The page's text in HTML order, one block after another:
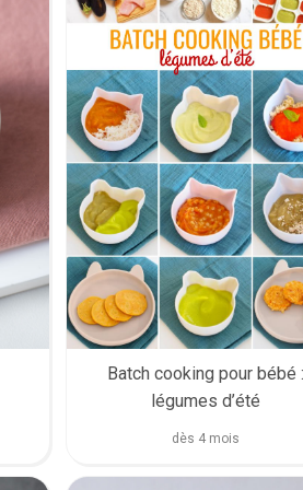
Batch cooking pour bébé :
légumes d’été
dès 4 mois